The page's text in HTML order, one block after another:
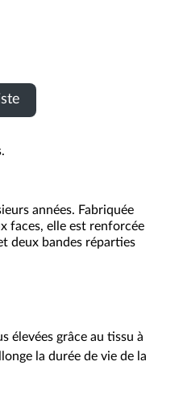
années. Fabriquée
faces, elle est renforcée
deux bandes réparties
élevées grâce au tissu à
la durée de vie de la
un toit).